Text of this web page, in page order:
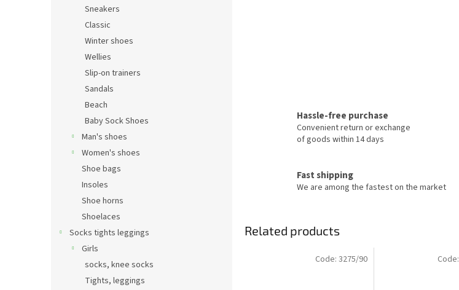
Sneakers
Classic
Winter shoes
Wellies
Slip-on trainers
Sandals
Beach
Baby Sock Shoes
Man's shoes
Women's shoes
Shoe bags
Insoles
Shoe horns
Shoelaces
Socks tights leggings
Girls
socks, knee socks
Tights, leggings
Hassle-free purchase
Convenient return or exchange
of goods within 14 days
Fast shipping
We are among the fastest on the market
Related products
Code: 3275/90 Code: